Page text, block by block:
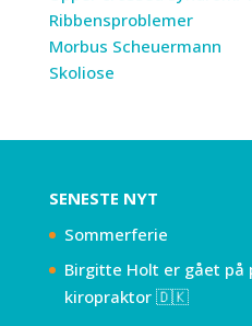
Ribbensproblemer
Morbus Scheuermann
Skoliose
SENESTE NYT
Sommerferie
Birgitte Holt er gået på
kiropraktor 🇩🇰